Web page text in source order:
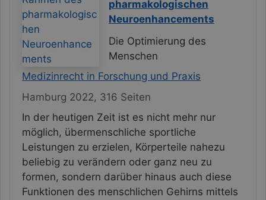
pharmakologischen
Neuroenhancements
Die Optimierung des
Menschen
Medizinrecht in Forschung und Praxis
Hamburg 2022, 316 Seiten
In der heutigen Zeit ist es nicht mehr nur
möglich, übermenschliche sportliche
Leistungen zu erzielen, Körperteile nahezu
beliebig zu verändern oder ganz neu zu
formen, sondern darüber hinaus auch diese
Funktionen des menschlichen Gehirns mittels